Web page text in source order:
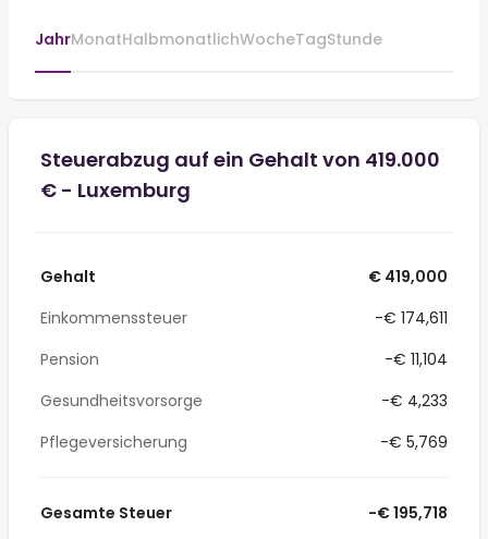
JahrMonatHalbmonatlichWocheTagStunde
Steuerabzug auf ein Gehalt von 419.000
€ - Luxemburg
Gehalt
€ 419,000
Einkommenssteuer
-€ 174,611
Pension
-€ 11,104
Gesundheitsvorsorge
-€ 4,233
Pflegeversicherung
-€ 5,769
Gesamte Steuer -€ 195,718